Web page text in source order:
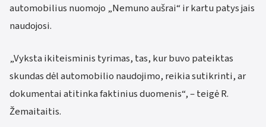
automobilius nuomojo „Nemuno aušrai“ ir kartu patys jais
naudojosi.
„Vyksta ikiteisminis tyrimas, tas, kur buvo pateiktas
skundas dėl automobilio naudojimo, reikia sutikrinti, ar
dokumentai atitinka faktinius duomenis“, – teigė R.
Žemaitaitis.